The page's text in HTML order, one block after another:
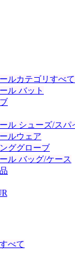
ルカテゴリすべて
ル バット
ル シューズ/スパ
ルウェア
ググローブ
ル バッグ/ケース
べて